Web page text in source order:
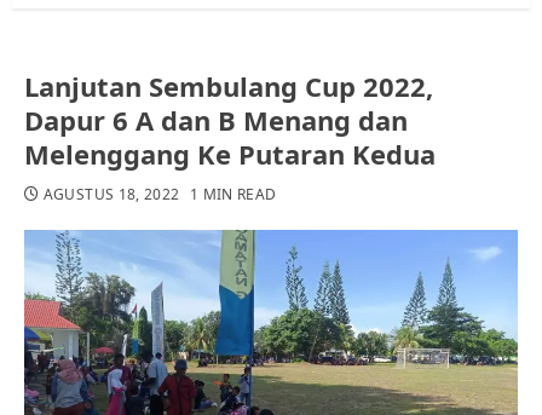
Lanjutan Sembulang Cup 2022,
Dapur 6 A dan B Menang dan
Melenggang Ke Putaran Kedua
AGUSTUS 18, 2022 1 MIN READ